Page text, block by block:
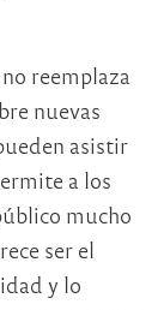
reemplaza
nuevas
asistir
a los
mucho
ser el
y lo